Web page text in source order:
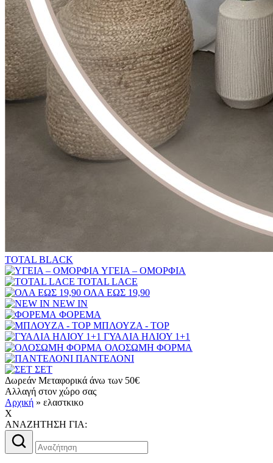
TOTAL BLACK
ΥΓΕΙΑ – ΟΜΟΡΦΙΑ
TOTAL LACE
ΟΛΑ ΕΩΣ 19,90
NEW IN
ΦΟΡΕΜΑ
ΜΠΛΟΥΖΑ - TOP
ΓΥΑΛΙΑ ΗΛΙΟΥ 1+1
ΟΛΟΣΩΜΗ ΦΟΡΜΑ
ΠΑΝΤΕΛΟΝΙ
ΣΕΤ
Δωρεάν Μεταφορικά άνω των 50€
Αλλαγή στον χώρο σας
Αρχική » ελαστκικο
X
AΝΑΖΗΤΗΣΗ ΓΙΑ:
Αναζήτηση
για: